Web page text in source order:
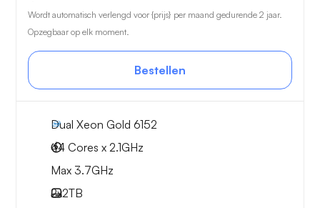
Wordt automatisch verlengd voor {prijs} per maand gedurende 2 jaar.
Opzegbaar op elk moment.
Bestellen
Dual Xeon Gold 6152
44 Cores x 2.1GHz
Max 3.7GHz
2x2TB